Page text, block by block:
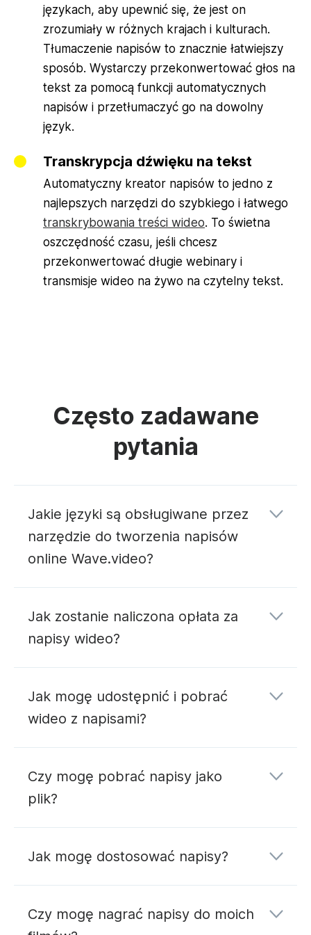
językach, aby upewnić się, że jest on
zrozumiały w różnych krajach i kulturach.
Tłumaczenie napisów to znacznie łatwiejszy
sposób. Wystarczy przekonwertować głos na
tekst za pomocą funkcji automatycznych
napisów i przetłumaczyć go na dowolny
język.
Transkrypcja dźwięku na tekst
Automatyczny kreator napisów to jedno z
najlepszych narzędzi do szybkiego i łatwego
transkrybowania treści wideo. To świetna
oszczędność czasu, jeśli chcesz
przekonwertować długie webinary i
transmisje wideo na żywo na czytelny tekst.
Często zadawane
pytania
Jakie języki są obsługiwane przez
narzędzie do tworzenia napisów
online Wave.video?
Jak zostanie naliczona opłata za
napisy wideo?
napisy, przesyłając własny plik tekstowy napisów
w formatach .srt i .vtt.
Automatycznie generowane napisy i podpisysą
Użytkownicy biznesowi mogą utworzyć do 200
minut filmów z napisami miesięcznie. Mogą także
dokupić dodatkowe minuty automatycznych
ustawienia konta, aby zobaczyć aktualny plan.
Jak mogę udostępnić i pobrać
wideo z napisami?
Czy mogę pobrać napisy jako
plik?
Jak mogę dostosować napisy?
Czy mogę nagrać napisy do moich